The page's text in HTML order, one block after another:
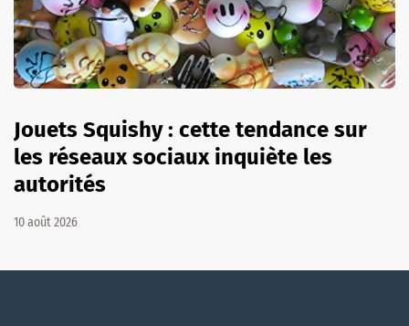
Jouets Squishy : cette tendance sur
les réseaux sociaux inquiète les
autorités
10 août 2026